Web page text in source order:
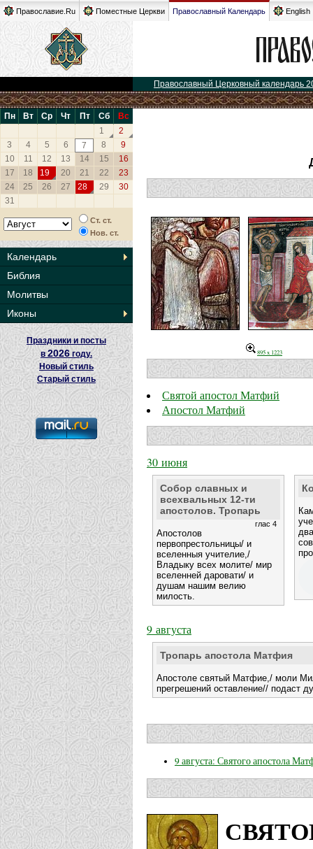
Православие.Ru Поместные Церкви Православный Календарь English
Православный Церковный календарь
Пн Вт Ср Чт Пт Сб
Вс
1
2
3
4 5 6 7 8
9
10
11 12 13 14 15
16
17
18 19 20 21 22
23
24
25 26 27 28 29
30
31
Ст. ст.
Нов. ст.
Календарь
Библия
Молитвы
Иконы
Праздники и посты
в2026 году.
Новый стиль
Старый стиль
895 x 1223
Святой апостол Матфий
Апостол Матфий
30 июня
Собор славных и
всехвальных 12-ти
апостолов. Тропарь
глас 4
Апостолов
первопрестольницы/ и
вселенныя учителие,/
Владыку всех молите/ мир
вселенней даровати/ и
душам нашим велию
милость.
9 августа
Тропарь апостола Матфия
Апостоле святый Матфие,/ моли
прегрешений оставление// подаст
9 августа: Святого апостола